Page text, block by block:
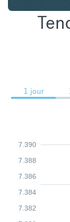
1 jour
7.382
7.384
7.386
7.388
7.390